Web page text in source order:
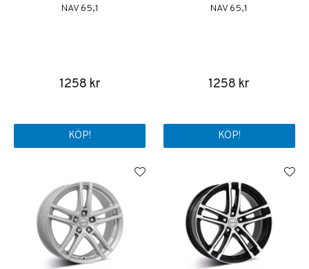
NAV 65,1
1258 kr
KÖP!
NAV 65,1
1258 kr
KÖP!